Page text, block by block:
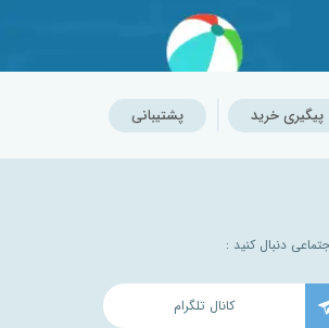
پیگیری خرید پشتیبانی
دنبال کنید :
کانال تلگرام